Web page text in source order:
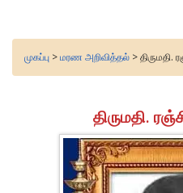
முகப்பு >மரண அறிவித்தல் > திருமதி.
திருமதி.